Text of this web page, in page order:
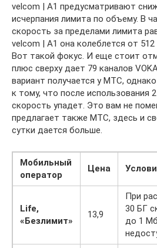
velcom | A1 предусматривают
исчерпания лимита по объему. В
скорость за пределами лимита
velcom | A1 она колеблется от
Вот такой фокус. И еще стоит
плюс сверху дает 79 каналов
вариант получается у МТС,
к тому, что после использования
скорость упадет. Это вам не
предлагает также МТС, здесь и
сутки дается больше.
Мобильный
оператор
Цена
Life,
«Безлимит»
13,9
При
30 БГ
до 1